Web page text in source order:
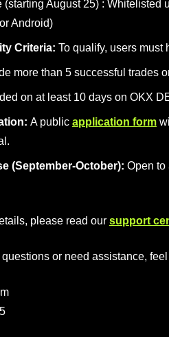
(starting August 25) :
Android)
Criteria: To qualify, users must
more than 5 successful trades
on at least 10 days on OKX
A public application form
(September-October): Open to
please read our support
questions or need assistance,